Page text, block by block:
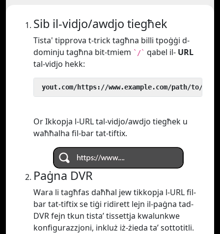
Sib il-vidjo/awdjo tiegħek
Tista' tipprova t-trick tagħna billi tpoġġi d-
dominju tagħna bit-tmiem `/` qabel il- URL
tal-vidjo hekk:
yout.com/https://www.example.com/path/to/
Or Ikkopja l-URL tal-vidjo/awdjo tiegħek u
waħħalha fil-bar tat-tiftix.
Paġna DVR
Wara li tagħfas daħħal jew tikkopja l-URL fil-
bar tat-tiftix se tiġi ridirett lejn il-paġna tad-
DVR fejn tkun tista’ tissettja kwalunkwe
konfigurazzjoni, inkluż iż-żieda ta’ sottotitli.